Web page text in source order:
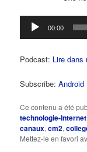
Lecteur
audio
00:00
Podcast: Lire dans
Subscribe:Android
Ce contenu a été
technologie-Internet
canaux,cm2,
Mettez-le en favori